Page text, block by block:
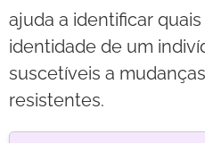
ajuda a identificar
identidade de um
suscetíveis a
resistentes.